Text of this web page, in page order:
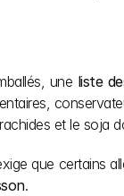
une liste
et le soja
que certains
.